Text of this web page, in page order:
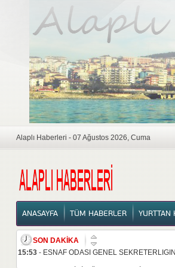
Alaplı Haberleri - 07 Ağustos 2026, Cuma
ANASAYFA
ANASAYFA TÜM HABERLER YURTTAN
SON DAKİKA